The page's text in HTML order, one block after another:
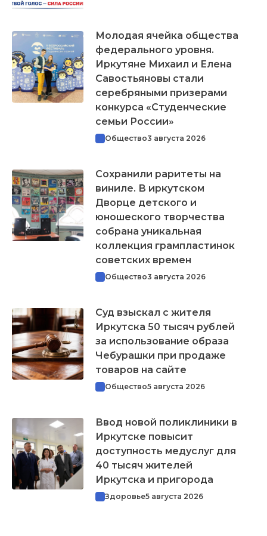
Молодая ячейка общества
федерального уровня.
Иркутяне Михаил и Елена
Савостьяновы стали
серебряными призерами
конкурса «Студенческие
семьи России»
Общество3 августа 2026
Сохранили раритеты на
виниле. В иркутском
Дворце детского и
юношеского творчества
собрана уникальная
коллекция грампластинок
советских времен
Общество3 августа 2026
Суд взыскал с жителя
Иркутска 50 тысяч рублей
за использование образа
Чебурашки при продаже
товаров на сайте
Общество5 августа 2026
Ввод новой поликлиники в
Иркутске повысит
доступность медуслуг для
40 тысяч жителей
Иркутска и пригорода
Здоровье5 августа 2026